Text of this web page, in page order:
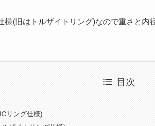
様(旧はトルザイトリング)なので重さと内
目次
リング仕様)